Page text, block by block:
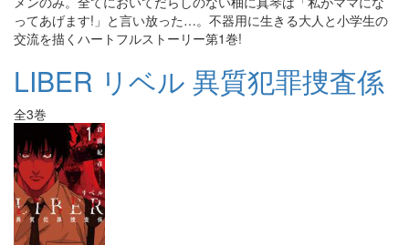
ってあげます!」と言い放った…。不器用に生きる大人と小学生の
交流を描くハートフルストーリー第1巻!
LIBER リベル 異質犯罪捜査係
全3巻